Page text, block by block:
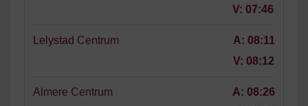
V: 07:46
Lelystad Centrum A: 08:11
V: 08:12
Almere Centrum A: 08:26